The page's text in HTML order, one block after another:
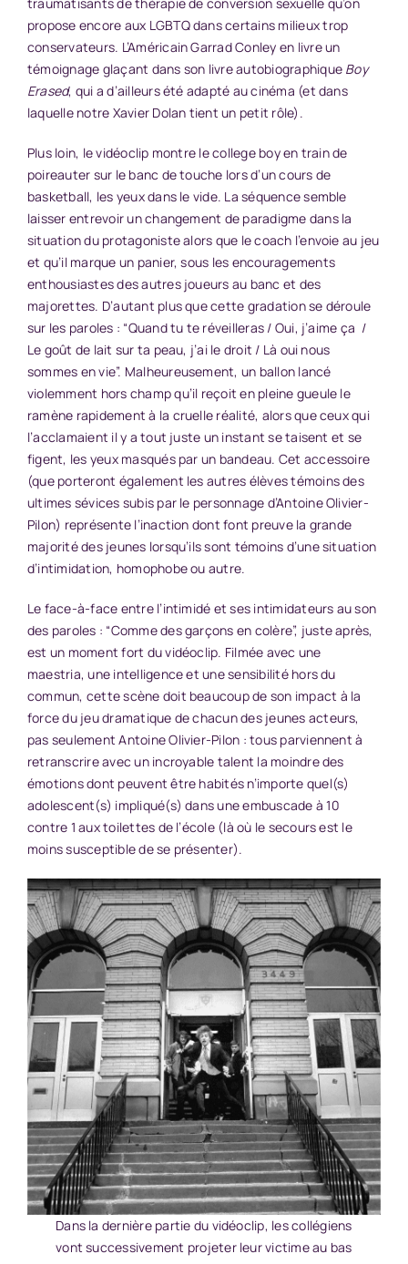
propose encore aux LGBTQ dans certains milieux trop
conservateurs. L’Américain Garrad Conley en livre un
témoignage glaçant dans son livre autobiographique Boy
Erased, qui a d’ailleurs été adapté au cinéma (et dans
laquelle notre Xavier Dolan tient un petit rôle).
Plus loin, le vidéoclip montre le college boy en train de
poireauter sur le banc de touche lors d’un cours de
basketball, les yeux dans le vide. La séquence semble
laisser entrevoir un changement de paradigme dans la
situation du protagoniste alors que le coach l’envoie au jeu
et qu’il marque un panier, sous les encouragements
enthousiastes des autres joueurs au banc et des
majorettes. D’autant plus que cette gradation se déroule
sur les paroles : “Quand tu te réveilleras / Oui, j’aime ça /
Le goût de lait sur ta peau, j’ai le droit / Là oui nous
sommes en vie”. Malheureusement, un ballon lancé
violemment hors champ qu’il reçoit en pleine gueule le
ramène rapidement à la cruelle réalité, alors que ceux qui
l’acclamaient il y a tout juste un instant se taisent et se
figent, les yeux masqués par un bandeau. Cet accessoire
(que porteront également les autres élèves témoins des
ultimes sévices subis par le personnage d’Antoine Olivier-
Pilon) représente l’inaction dont font preuve la grande
majorité des jeunes lorsqu’ils sont témoins d’une situation
d’intimidation, homophobe ou autre.
Le face-à-face entre l’intimidé et ses intimidateurs au son
des paroles : “Comme des garçons en colère”, juste après,
est un moment fort du vidéoclip. Filmée avec une
maestria, une intelligence et une sensibilité hors du
commun, cette scène doit beaucoup de son impact à la
force du jeu dramatique de chacun des jeunes acteurs,
pas seulement Antoine Olivier-Pilon : tous parviennent à
retranscrire avec un incroyable talent la moindre des
émotions dont peuvent être habités n’importe quel(s)
adolescent(s) impliqué(s) dans une embuscade à 10
contre 1 aux toilettes de l’école (là où le secours est le
moins susceptible de se présenter).
Dans la dernière partie du vidéoclip, les collégiens
vont successivement projeter leur victime au bas